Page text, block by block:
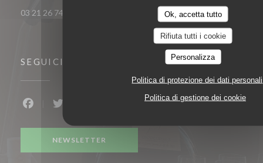
Ok, accetta tutto
Rifiuta tutti i cookie
Personalizza
Politica di protezione dei dati personali
Politica di gestione dei cookie
03 21 26 74 74
SEGUICI
NEWSLETTER